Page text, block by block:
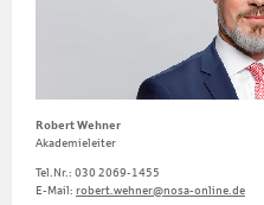
Robert Wehner
Akademieleiter
Tel.Nr.: 030 2069-1455
E-Mail: robert.wehner@nosa-online.de